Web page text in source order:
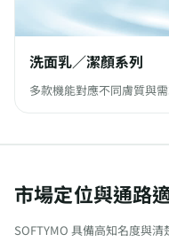
洗面乳／潔顏系列
多款機能對應不同膚質與
市場定位與通路
SOFTYMO 具備高知名度與